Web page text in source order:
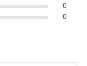
0
0